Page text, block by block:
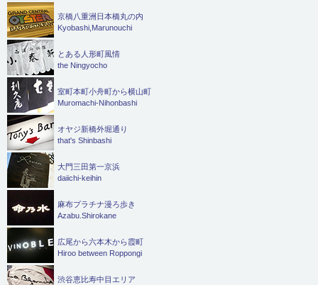
京橋八重洲日本橋丸の内
Kyobashi,Marunouchi
とある人形町風情
the Ningyocho
室町本町小舟町から横山町
Muromachi-Nihonbashi
オヤジ新橋外堀通り
that's Shinbashi
大門三田第一京浜
daiichi-keihin
麻布プラチナ漫ろ歩き
Azabu.Shirokane
広尾から六本木から霞町
Hiroo between Roppongi
渋谷恵比寿中目エリア